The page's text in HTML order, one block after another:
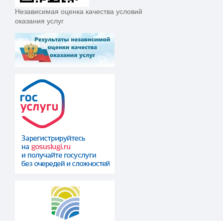
Независимая оценка качества условий
оказания услуг